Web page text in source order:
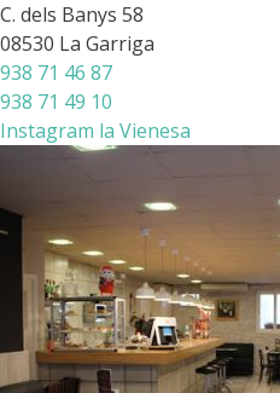
C. dels Banys 58
08530 La Garriga
938 71 46 87
938 71 49 10
Instagram la Vienesa